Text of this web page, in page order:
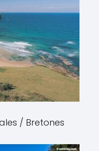
/ Bretones